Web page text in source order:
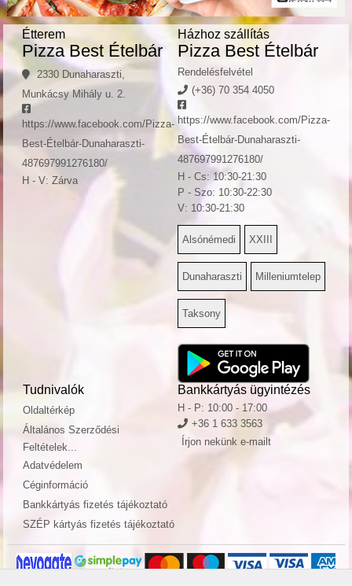
Étterem
Pizza Best Ételbár
2330 Dunaharaszti,
Munkácsy Mihály u. 2.
https://www.facebook.com/Pizza-
Best-Ételbár-Dunaharaszti-
487697991276180/
H - V: Zárva
Házhoz szállítás
Pizza Best Ételbár
Rendelésfelvétel
(+36) 70 354 4050
https://www.facebook.com/Pizza-
Best-Ételbár-Dunaharaszti-
487697991276180/
H - Cs: 10:30-21:30
P - Szo: 10:30-22:30
V: 10:30-21:30
Alsónémedi XXIII
Dunaharaszti Milleniumtelep
Taksony
Tudnivalók
Oldaltérkép
Általános Szerződési
Feltételek...
Adatvédelem
Céginformáció
Bankkártyás fizetés tájékoztató
SZÉP kártyás fizetés tájékoztató
Bankkártyás ügyintézés
H - P: 10:00 - 17:00
+36 1 633 3563
Írjon nekünk e-mailt